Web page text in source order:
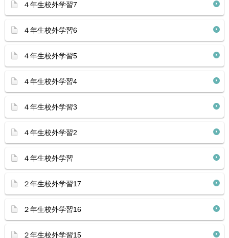
４年生校外学習7
４年生校外学習6
４年生校外学習5
４年生校外学習4
４年生校外学習3
４年生校外学習2
４年生校外学習
２年生校外学習17
２年生校外学習16
２年生校外学習15